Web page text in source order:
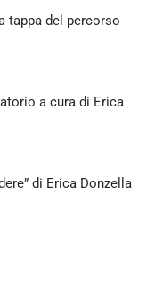
tappa del percorso
a cura di Erica
di Erica Donzella